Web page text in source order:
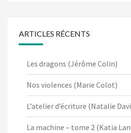
ARTICLES RÉCENTS
Les dragons (Jérôme Colin)
Nos violences (Marie Colot)
L’atelier d’écriture (Natalie
La machine – tome 2 (Katia